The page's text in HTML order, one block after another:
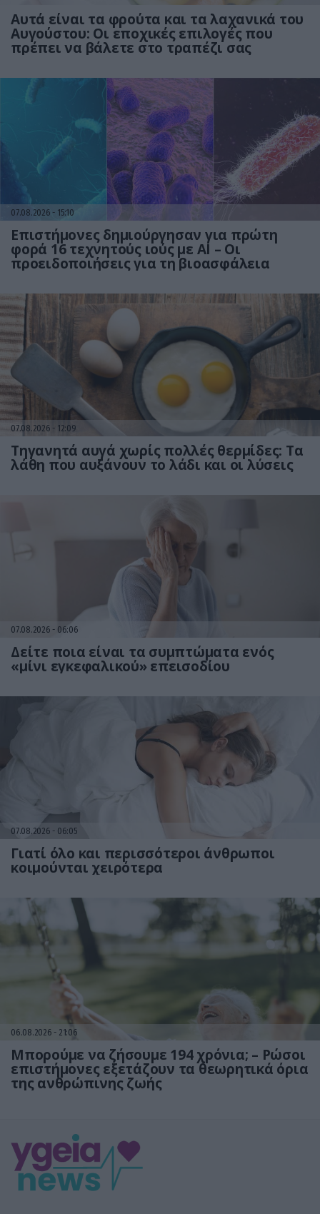
Αυτά είναι τα φρούτα και τα λαχανικά του
Αυγούστου: Οι εποχικές επιλογές που
πρέπει να βάλετε στο τραπέζι σας
07.08.2026 15:10
Επιστήμονες δημιούργησαν για πρώτη
φορά 16 τεχνητούς ιούς με AI – Οι
προειδοποιήσεις για τη βιοασφάλεια
07.08.2026 12:09
Τηγανητά αυγά χωρίς πολλές θερμίδες: Τα
λάθη που αυξάνουν το λάδι και οι λύσεις
07.08.2026 06:06
Δείτε ποια είναι τα συμπτώματα ενός
«μίνι εγκεφαλικού» επεισοδίου
07.08.2026 06:05
Γιατί όλο και περισσότεροι άνθρωποι
κοιμούνται χειρότερα
06.08.2026 21:06
Μπορούμε να ζήσουμε 194 χρόνια; – Ρώσοι
επιστήμονες εξετάζουν τα θεωρητικά όρια
της ανθρώπινης ζωής